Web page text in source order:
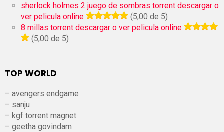
sherlock holmes 2 juego de sombras torrent descargar o
ver pelicula online
(5,00 de 5)
8 millas torrent descargar o ver pelicula online
(5,00 de 5)
TOP WORLD
– avengers endgame
– sanju
– kgf torrent magnet
– geetha govindam